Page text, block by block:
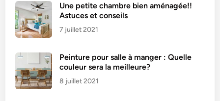
é
Une petite chambre bien aménagée!!
Astuces et conseils
7 juillet 2021
Peinture pour salle à manger : Quelle
couleur sera la meilleure?
8 juillet 2021